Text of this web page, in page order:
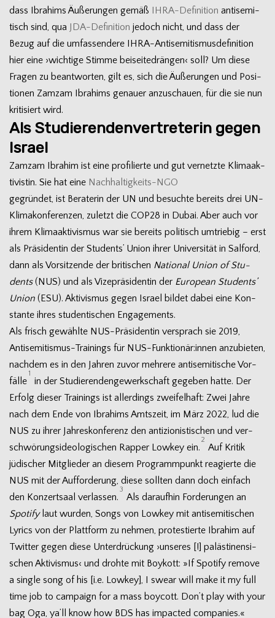
dass Ibra­hims Äuße­run­gen gemäß IHRA-Definition anti­se­mi­
tisch sind, qua JDA-Definition jedoch nicht, und dass der
Bezug auf die umfas­sen­dere IHRA-Antisemitismusdefinition
hier eine ›wich­tige Stimme bei­sei­te­drän­gen‹ soll? Um diese
Fra­gen zu beant­wor­ten, gilt es, sich die Äuße­run­gen und Posi­
tio­nen Zamzam Ibra­hims genauer anzu­schauen, für die sie nun
kri­ti­siert wird.
Als Studierendenvertreterin gegen
Israel
Zamzam Ibra­him ist eine pro­fi­lierte und gut ver­netzte Kli­ma­ak­
ti­vis­tin. Sie hat eine Nachhaltigkeits-NGO
gegrün­det, ist Bera­te­rin der UN und besuchte bereits drei UN-
Klimakonferenzen, zuletzt die COP28 in Dubai. Aber auch vor
ihrem Kli­ma­ak­ti­vis­mus war sie bereits poli­tisch umtrie­big – erst
als Prä­si­den­tin der Stu­dents’ Union ihrer Uni­ver­si­tät in Sal­ford,
dann als Vor­sit­zende der bri­ti­schen Natio­nal Union of Stu­
dents(NUS) und als Vize­prä­si­den­tin der Euro­pean Stu­dents’
Union (ESU). Akti­vis­mus gegen Israel bil­det dabei eine Kon­
stante ihres stu­den­ti­schen Engagements.
Als frisch gewählte NUS-Präsidentin ver­sprach sie 2019,
Antisemitismus-Trainings für NUS-Funktionär:innen anzu­bie­ten,
nach­dem es in den Jah­ren zuvor meh­rere anti­se­mi­ti­sche Vor­
fälle
1
in der Stu­die­ren­den­ge­werk­schaft gege­ben hatte. Der
Erfolg die­ser Trai­nings ist aller­dings zwei­fel­haft: Zwei Jahre
nach dem Ende von Ibra­hims Amts­zeit, im März 2022, lud die
NUS zu ihrer Jah­res­kon­fe­renz den anti­zio­nis­ti­schen und ver­
schwö­rungs­ideo­lo­gi­schen Rap­per Low­key ein.
2
Auf Kri­tik
jüdi­scher Mit­glie­der an die­sem Pro­gramm­punkt reagierte die
NUS mit der Auf­for­de­rung, diese soll­ten dann doch ein­fach
den Kon­zert­saal ver­las­sen.
3
Als dar­auf­hin For­de­run­gen an
Spo­tify laut wur­den, Songs von Low­key mit anti­se­mi­ti­schen
Lyrics von der Platt­form zu neh­men, pro­tes­tierte Ibra­him auf
Twit­ter gegen diese Unter­drü­ckung ›unse­res [!] paläs­ti­nen­si­
schen Akti­vis­mus‹ und drohte mit Boy­kott: »If Spo­tify remove
a sin­gle song of his [i.e. Low­key], I swear will make it my full
time job to cam­paign for a mass boy­cott. Don’t play with your
bag Oga, ya’ll know how BDS has impac­ted companies.«